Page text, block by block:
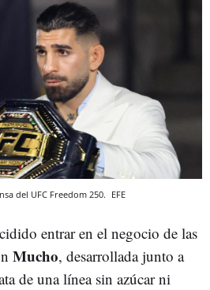
del UFC Freedom 250. EFE
entrar en el negocio de las
Mucho, desarrollada junto a
de una línea sin azúcar ni